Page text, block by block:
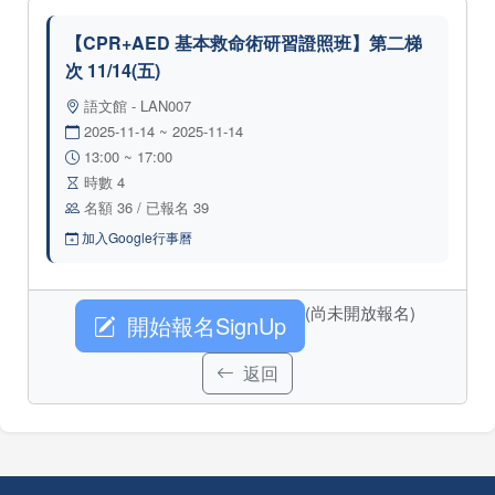
【CPR+AED 基本救命術研習證照班】第二梯
次 11/14(五)
語文館 - LAN007
2025-11-14 ~ 2025-11-14
13:00 ~ 17:00
時數 4
名額 36 / 已報名 39
加入Google行事曆
開始報名SignUp (尚未開放報名)
返回